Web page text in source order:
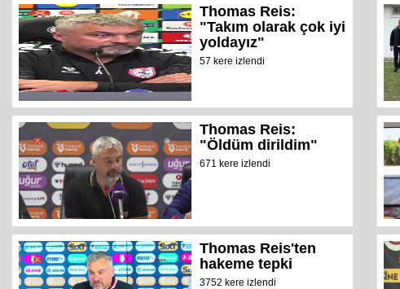
Thomas Reis:
"Takım olarak çok iyi
yoldayız"
57 kere izlendi
Thomas Reis:
"Öldüm dirildim"
671 kere izlendi
Thomas Reis'ten
hakeme tepki
3752 kere izlendi